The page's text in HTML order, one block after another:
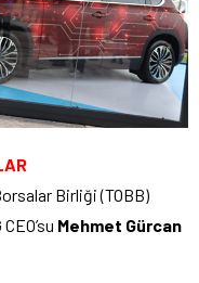
Birliği (TOBB)
Mehmet Gürcan